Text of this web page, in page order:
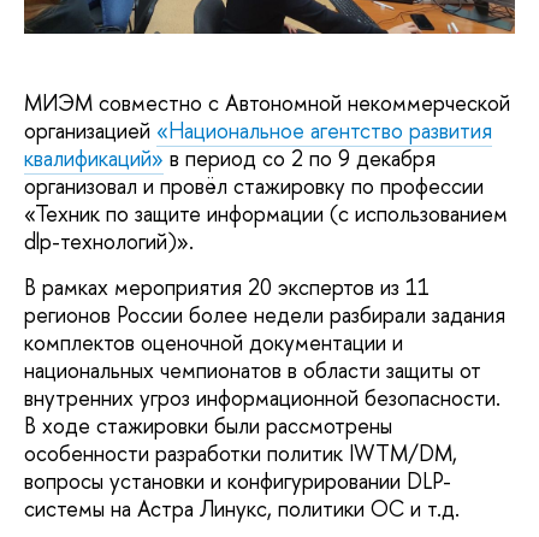
МИЭМ совместно с Автономной некоммерческой
организацией «Национальное агентство развития
квалификаций» в период со 2 по 9 декабря
организовал и провёл стажировку по профессии
«Техник по защите информации (с использованием
dlp-технологий)».
В рамках мероприятия 20 экспертов из 11
регионов России более недели разбирали задания
комплектов оценочной документации и
национальных чемпионатов в области защиты от
внутренних угроз информационной безопасности.
В ходе стажировки были рассмотрены
особенности разработки политик IWTM/DM,
вопросы установки и конфигурировании DLP-
системы на Астра Линукс, политики ОС и т.д.